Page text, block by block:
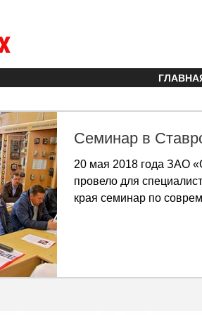
Семинар в
20 мая 2018 года ЗАО
провело для
края семинар по